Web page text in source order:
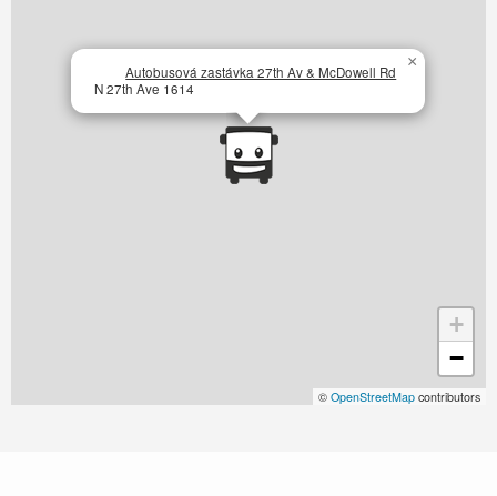
Autobusová zastávka 27th Av & McDowell Rd
N 27th Ave 1614
×
+
−
© OpenStreetMap contributors